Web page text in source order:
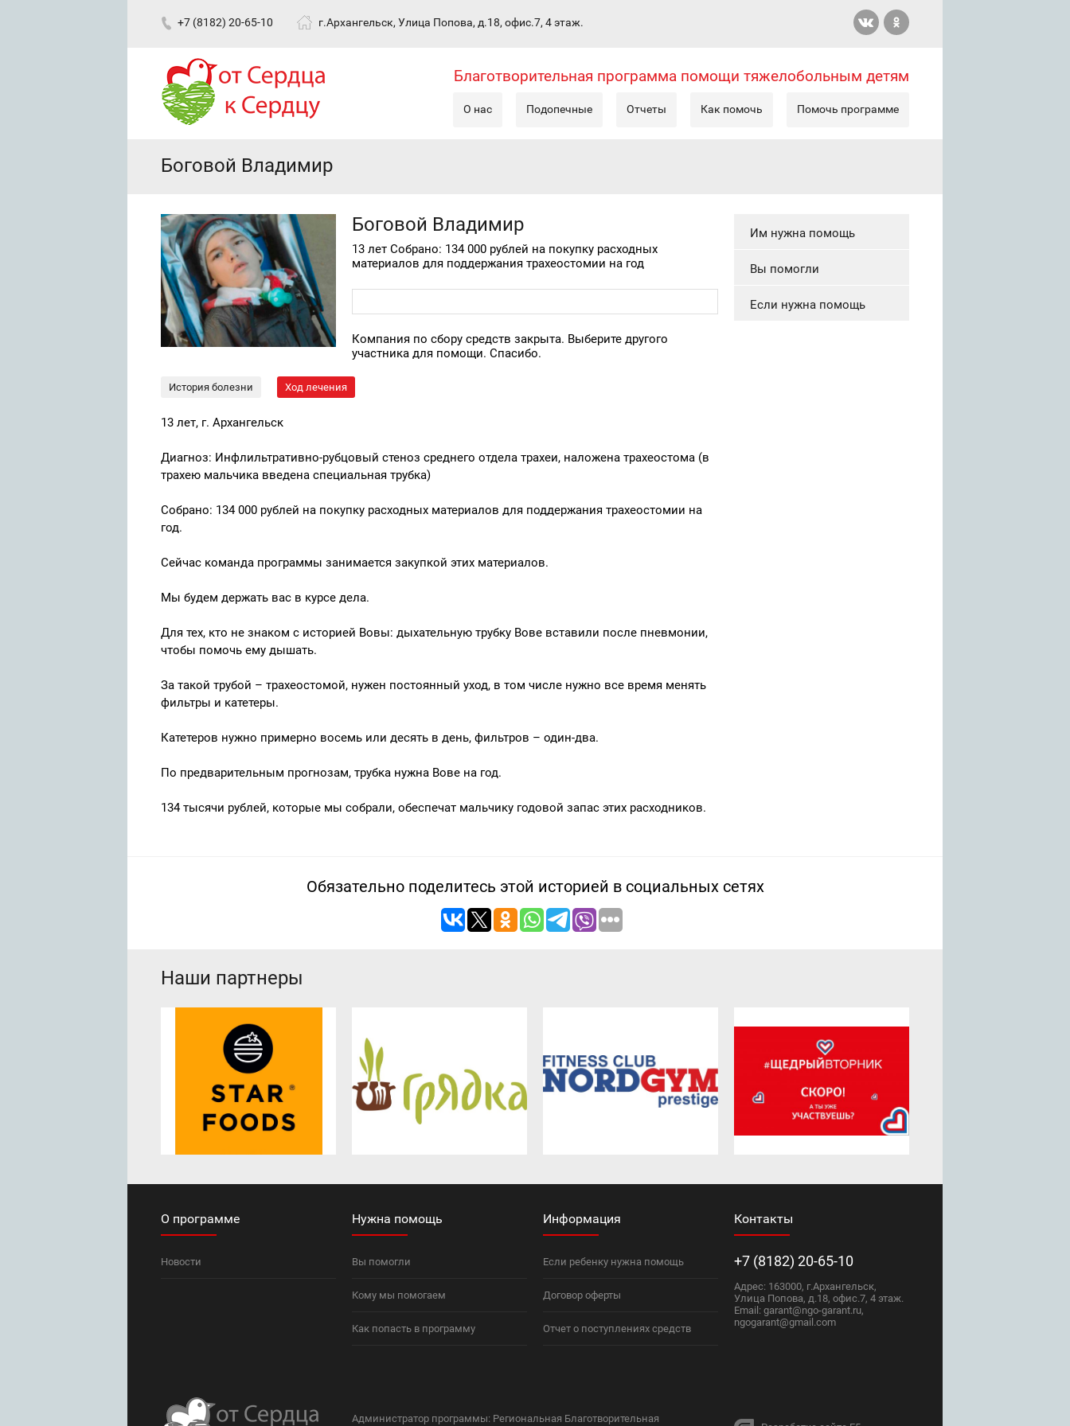
+7 (8182) 20-65-10 г.Архангельск, Улица Попова, д.18, офис.7, 4 этаж.
Благотворительная программа помощи тяжелобольным детям
О нас Подопечные Отчеты Как помочь Помочь программе
Боговой Владимир
Боговой Владимир
13 лет Собрано: 134 000 рублей на покупку расходных
материалов для поддержания трахеостомии на год
Компания по сбору средств закрыта. Выберите другого
участника для помощи. Спасибо.
История болезни Ход лечения
13 лет, г. Архангельск
Диагноз: Инфлильтративно-рубцовый стеноз среднего отдела трахеи, наложена трахеостома (в
трахею мальчика введена специальная трубка)
Собрано: 134 000 рублей на покупку расходных материалов для поддержания трахеостомии на
год.
Сейчас команда программы занимается закупкой этих материалов.
Мы будем держать вас в курсе дела.
Для тех, кто не знаком с историей Вовы: дыхательную трубку Вове вставили после пневмонии,
чтобы помочь ему дышать.
За такой трубой – трахеостомой, нужен постоянный уход, в том числе нужно все время менять
фильтры и катетеры.
Катетеров нужно примерно восемь или десять в день, фильтров – один-два.
По предварительным прогнозам, трубка нужна Вове на год.
134 тысячи рублей, которые мы собрали, обеспечат мальчику годовой запас этих расходников.
Им нужна помощь
Вы помогли
Если нужна помощь
Обязательно поделитесь этой историей в социальных сетях
Наши партнеры
О программе
Новости
Нужна помощь
Вы помогли
Кому мы помогаем
Как попасть в программу
Информация
Если ребенку нужна помощь
Договор оферты
Отчет о поступлениях средств
Контакты
+7 (8182) 20-65-10
Адрес: 163000, г.Архангельск,
Улица Попова, д.18, офис.7, 4 этаж.
Email: garant@ngo-garant.ru,
ngogarant@gmail.com
Администратор программы: Региональная Благотворительная